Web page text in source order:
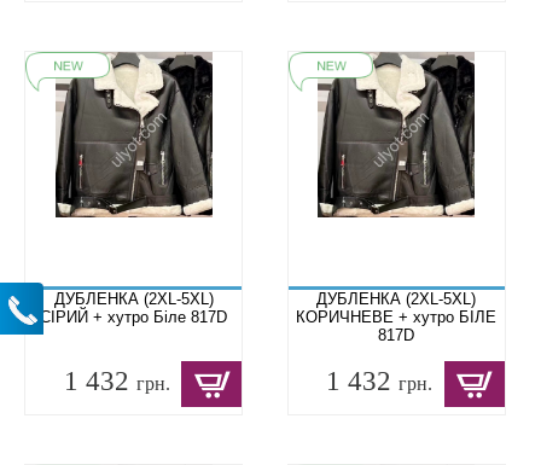
ДУБЛЕНКА (2XL-5XL)
СІРИЙ + хутро Біле 817D
1 432 грн.
ДУБЛЕНКА (2XL-5XL)
КОРИЧНЕВЕ + хутро БІЛЕ
817D
1 432грн.